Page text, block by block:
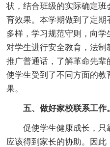
状，结合班级的实际确定
育效果。本学期做到了定
多样，学习规范守则，向学
对学生进行安全教育，法制
推广普通话，了解革命先
使学生受到了不同方面的
果。
五、做好家校联系工作。
促使学生健康成长，只
应该得到家长的协助。因